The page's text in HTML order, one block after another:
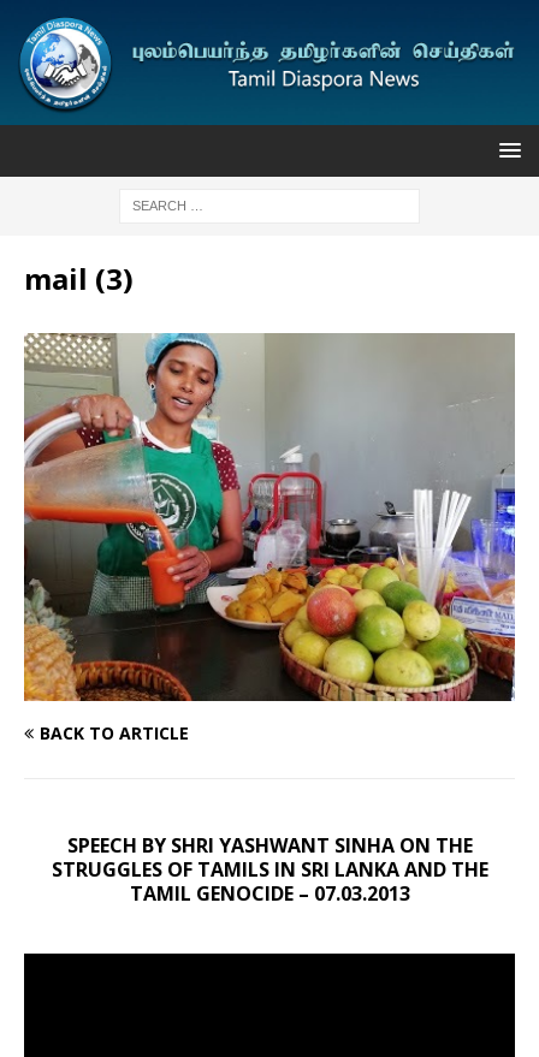
mail (3)
BACK TO ARTICLE
SPEECH BY SHRI YASHWANT SINHA ON THE
STRUGGLES OF TAMILS IN SRI LANKA AND THE
TAMIL GENOCIDE – 07.03.2013